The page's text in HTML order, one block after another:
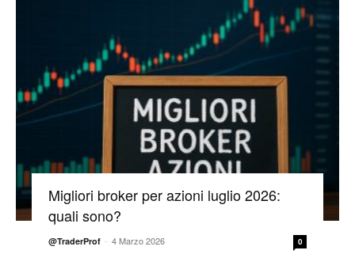
Migliori broker per azioni luglio 2026:
quali sono?
@TraderProf - 4 Marzo 2026 0